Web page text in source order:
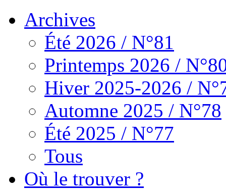
Archives
Été 2026 / N°81
Printemps 2026 /
Hiver 2025-2026 /
Automne 2025 / N°78
Été 2025 / N°77
Tous
Où le trouver ?